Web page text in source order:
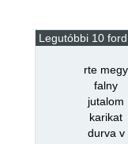
Legutóbbi 10
rte megy
falny
jutalom
karikat
durva v